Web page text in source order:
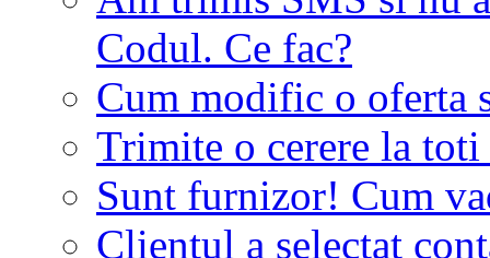
Codul. Ce fac?
Cum modific o oferta
Trimite o cerere la
Sunt furnizor! Cum
Clientul a selectat